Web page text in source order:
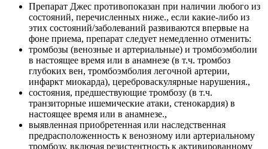
Препарат Джес противопоказан при наличии любого из
состояний, перечисленных ниже., если какие-либо из
этих состояний/заболеваний развиваются впервые на
фоне приема, препарат следует немедленно отменить:
тромбозы (венозные и артериальные) и тромбоэмболии
в настоящее время или в анамнезе (в т.ч. тромбоз
глубоких вен, тромбоэмболия легочной артерии,
инфаркт миокарда), цереброваскулярные нарушения.,
состояния, предшествующие тромбозу (в т.ч.
транзиторные ишемические атаки, стенокардия) в
настоящее время или в анамнезе.,
выявленная приобретенная или наследственная
предрасположенность к венозному или артериальному
тромбозу, включая резистентность к активированному